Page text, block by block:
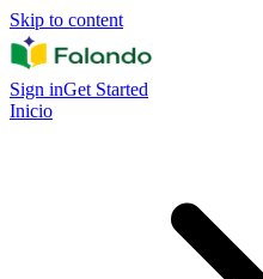
Skip to content
Sign inGet Started
Inicio